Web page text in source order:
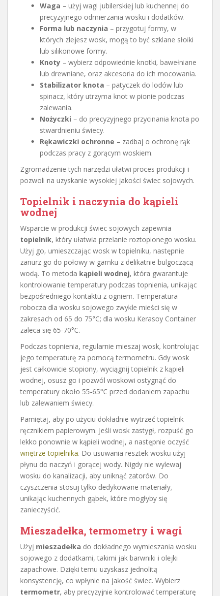
Waga – użyj wagi jubilerskiej lub kuchennej do
precyzyjnego odmierzania wosku i dodatków.
Forma lub naczynia – przygotuj formy, w
których zlejesz wosk, mogą to być szklane słoiki
lub silikonowe formy.
Knoty – wybierz odpowiednie knotki, bawełniane
lub drewniane, oraz akcesoria do ich mocowania.
Stabilizator knota – patyczek do lodów lub
spinacz, który utrzyma knot w pionie podczas
zalewania.
Nożyczki – do precyzyjnego przycinania knota po
stwardnieniu świecy.
Rękawiczki ochronne – zadbaj o ochronę rąk
podczas pracy z gorącym woskiem.
Zgromadzenie tych narzędzi ułatwi proces produkcji i
pozwoli na uzyskanie wysokiej jakości świec sojowych.
Topielnik i naczynia do kąpieli
wodnej
Wsparcie w produkcji świec sojowych zapewnia
topielnik, który ułatwia przelanie roztopionego wosku.
Użyj go, umieszczając wosk w topielniku, następnie
zanurz go do połowy w garnku z delikatnie bulgoczącą
wodą. To metoda kąpieli wodnej, która gwarantuje
kontrolowanie temperatury podczas topnienia, unikając
bezpośredniego kontaktu z ogniem. Temperatura
robocza dla wosku sojowego zwykle mieści się w
zakresach od 65 do 75°C; dla wosku Kerasoy Container
zaleca się 65-70°C.
Podczas topnienia, regularnie mieszaj wosk, kontrolując
jego temperaturę za pomocą termometru. Gdy wosk
jest całkowicie stopiony, wyciągnij topielnik z kąpieli
wodnej, osusz go i pozwól woskowi ostygnąć do
temperatury około 55-65°C przed dodaniem zapachu
lub zalewaniem świecy.
Pamiętaj, aby po użyciu dokładnie wytrzeć topielnik
ręcznikiem papierowym. Jeśli wosk zastygł, rozpuść go
lekko ponownie w kąpieli wodnej, a następnie oczyść
wnętrze topielnika. Do usuwania resztek wosku użyj
płynu do naczyń i gorącej wody. Nigdy nie wylewaj
wosku do kanalizacji, aby uniknąć zatorów. Do
czyszczenia stosuj tylko dedykowane materiały,
unikając kuchennych gąbek, które mogłyby się
zanieczyścić.
Mieszadełka, termometry i wagi
Użyj mieszadełka do dokładnego wymieszania wosku
sojowego z dodatkami, takimi jak barwniki i olejki
zapachowe. Dzięki temu uzyskasz jednolitą
konsystencję, co wpłynie na jakość świec. Wybierz
termometr, aby precyzyjnie kontrolować temperaturę